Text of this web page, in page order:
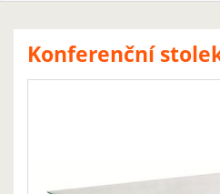
Konferenční